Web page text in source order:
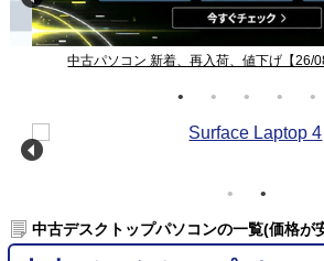
中古パソコン 新着、再入荷、値下げ【26/
中古デスクトップパソコンの一覧(価格が